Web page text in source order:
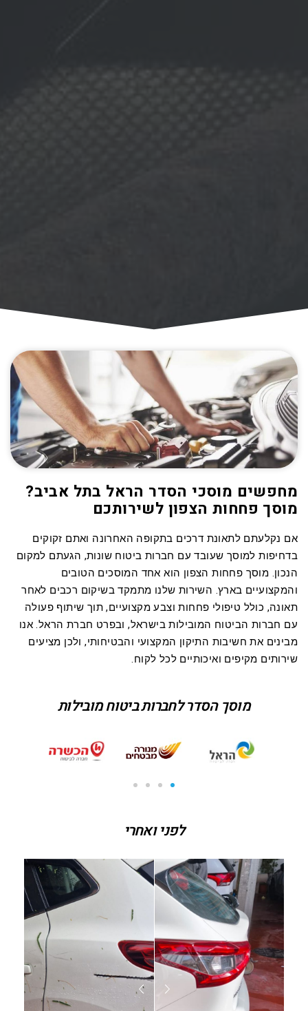
מחפשים מוסכי הסדר הראל בתל אביב?
מוסך פחחות הצפון לשירותכם
אם נקלעתם לתאונת דרכים בתקופה האחרונה ואתם זקוקים
בדחיפות למוסך שעובד עם חברות ביטוח שונות, הגעתם למקום
הנכון. מוסך פחחות הצפון הוא אחד המוסכים הטובים
והמקצועיים בארץ. השירות שלנו מתמקד בשיקום רכבים לאחר
תאונה, כולל טיפולי פחחות וצבע מקצועיים, תוך שיתוף פעולה
עם חברות הביטוח המובילות בישראל, ובפרט חברת הראל. אנו
מבינים את חשיבות התיקון המקצועי והבטיחותי, ולכן מציעים
שירותים מקיפים ואיכותיים לכל לקוח.
מוסך הסדר לחברות ביטוח מובילות
לפני ואחרי